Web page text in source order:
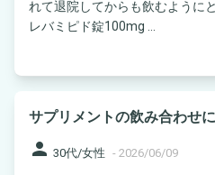
れて退院してからも飲むように
レバミピド錠100mg ...
サプリメントの飲み合わせ
person 30代/女性 - 2026/06/09